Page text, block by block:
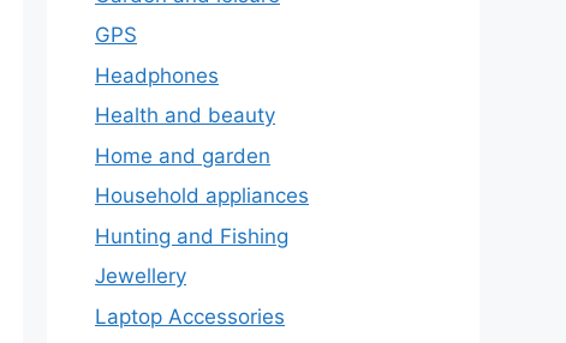
GPS
Headphones
Health and beauty
Home and garden
Household appliances
Hunting and Fishing
Jewellery
Laptop Accessories